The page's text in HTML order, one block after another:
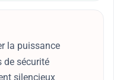
la puissance
de sécurité
silencieux